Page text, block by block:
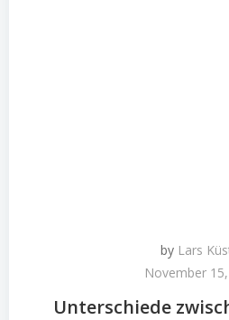
by Lars
November
Unterschiede